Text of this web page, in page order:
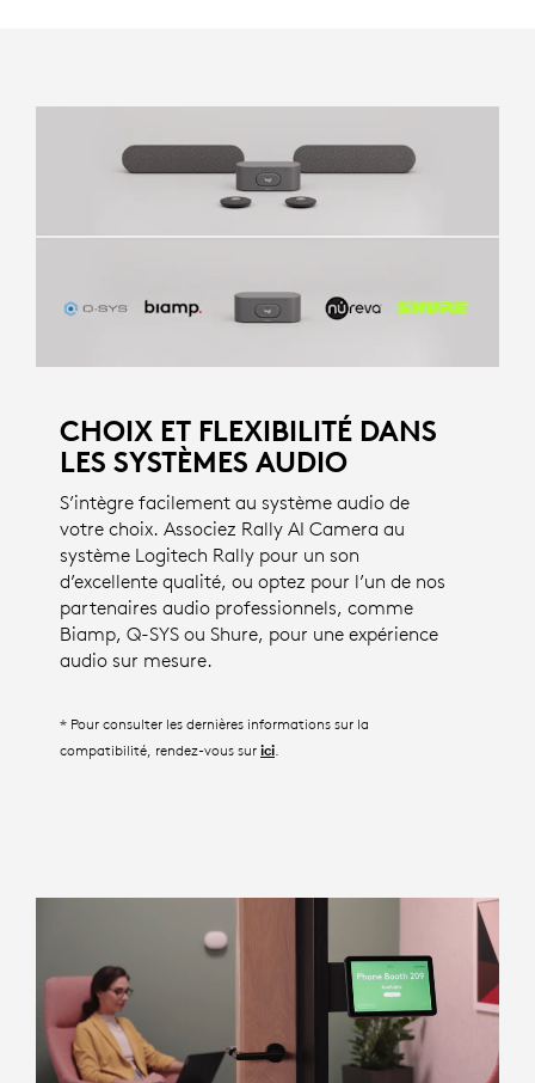
CHOIX ET FLEXIBILITÉ DANS
LES SYSTÈMES AUDIO
S’intègre facilement au système audio de
votre choix. Associez Rally AI Camera au
système Logitech Rally pour un son
d’excellente qualité, ou optez pour l’un de nos
partenaires audio professionnels, comme
Biamp, Q-SYS ou Shure, pour une expérience
audio sur mesure.
* Pour consulter les dernières informations sur la
compatibilité, rendez-vous sur ici.